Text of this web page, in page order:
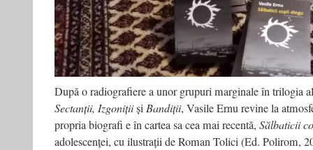
După o radiografiere a unor grupuri marginale în trilogia
Sectanții, Izgonițiiși Bandiții, Vasile Ernu revine la
propria biografi e în cartea sa cea mai recentă, Sălbaticii
adolescenței, cu ilustrații de Roman Tolici (Ed. Polirom,